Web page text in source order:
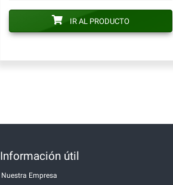
IR AL PRODUCTO
Información útil
Nuestra Empresa